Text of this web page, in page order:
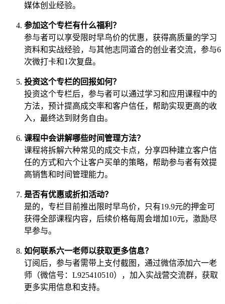
媒体创业经验。
参加这个专栏有什么福利？
参与者可以享受限时早鸟价的优惠，获得高质量的学习
资料和实战经验，与其他志同道合的创业者交流，参与6
次微打卡和1次复盘。
投资这个专栏的回报如何？
投资这个专栏后，参与者可以通过学习和应用课程中的
方法，预计提高成交率和客户信任，帮助实现更高的收
入，最终达到财务自由。
课程中会讲解哪些时间管理方法？
课程将拆解六种常见的成交卡点，分享四种建立客户信
任的方式和六个让客户买单的策略，帮助参与者有效提
高销售和时间管理能力。
是否有优惠或折扣活动？
是的，专栏目前推出限时早鸟价，只有19.9元的押金可
获得全部课程内容，后续价格每周会增加10元，激励尽
早参与。
如何联系六一老师以获取更多信息？
订阅后，参与者需带上支付截图，通过微信添加六一老
师（微信号：L925410510），加入实战营交流群，获取
更多实用信息和支持。